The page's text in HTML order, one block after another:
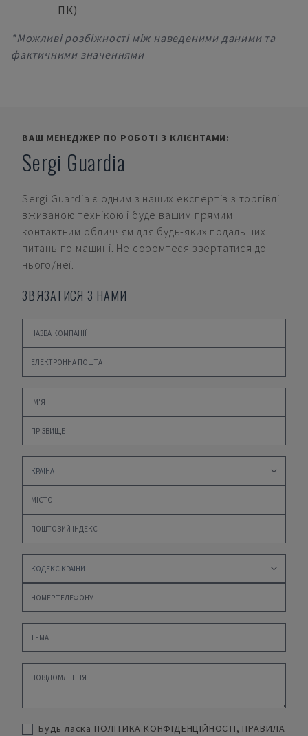
ПК)
*Можливі розбіжності між наведеними даними та
фактичними значеннями
ВАШ МЕНЕДЖЕР ПО РОБОТІ З КЛІЄНТАМИ:
Sergi Guardia
Sergi Guardia є одним з наших експертів з торгівлі
вживаною технікою і буде вашим прямим
контактним обличчям для будь-яких подальших
питань по машині. Не соромтеся звертатися до
нього/неї.
ЗВ'ЯЗАТИСЯ З НАМИ
Будь ласка ПОЛІТИКА КОНФІДЕНЦІЙНОСТІ, ПРАВИЛА